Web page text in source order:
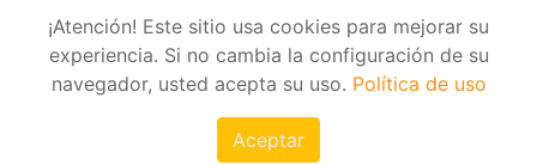
¡Atención! Este sitio usa cookies para mejorar su
experiencia. Si no cambia la configuración de su
navegador, usted acepta su uso. Política de uso
Aceptar